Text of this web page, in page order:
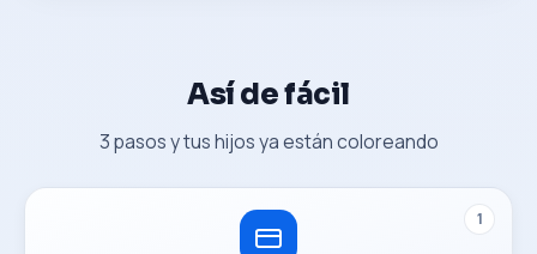
Así de fácil
3 pasos y tus hijos ya están coloreando
1